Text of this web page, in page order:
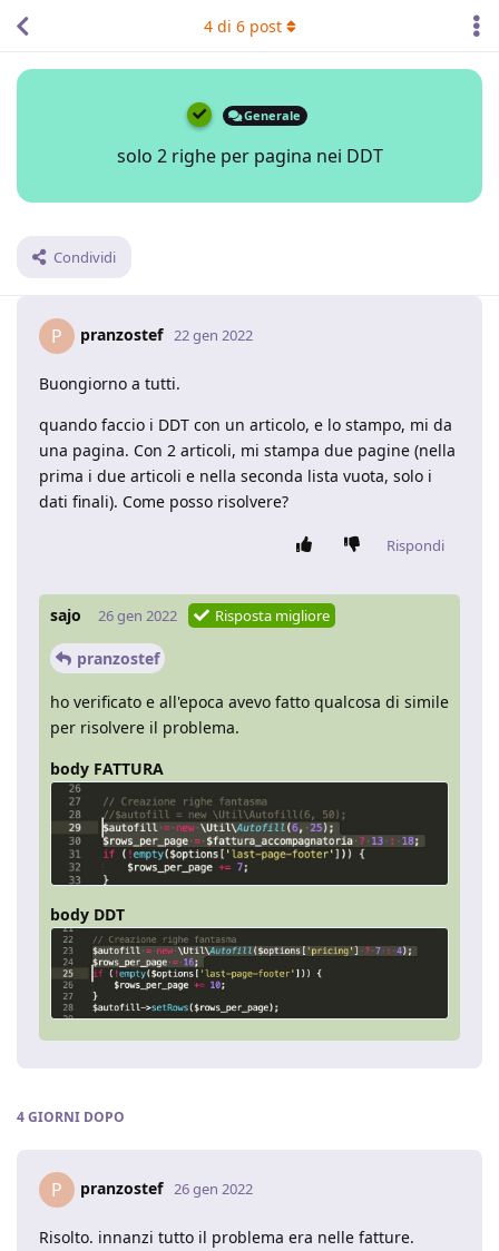
Generale
solo 2 righe per pagina nei DDT
Condividi
4di 6post
P pranzostef 22 gen 2022
Buongiorno a tutti.
quando faccio i DDT con un articolo, e lo stampo, mi da
una pagina. Con 2 articoli, mi stampa due pagine (nella
prima i due articoli e nella seconda lista vuota, solo i
dati finali). Come posso risolvere?
Rispondi
sajo 26 gen 2022 Risposta migliore
pranzostef
ho verificato e all'epoca avevo fatto qualcosa di simile
per risolvere il problema.
body FATTURA
body DDT
4 GIORNI DOPO
P pranzostef 26 gen 2022
Risolto. innanzi tutto il problema era nelle fatture.